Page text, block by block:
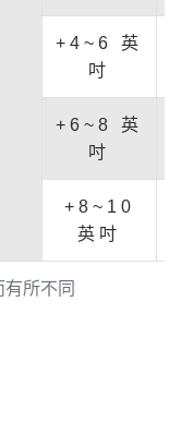
所不同
+4~6 英
吋
+6~8 英
吋
+8~10
英吋